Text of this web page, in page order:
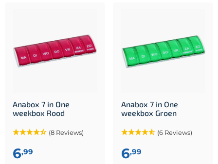
Anabox 7 in One
weekbox Rood
(8 Reviews)
6,99
Anabox 7 in One
weekbox Groen
(6 Reviews)
6,99